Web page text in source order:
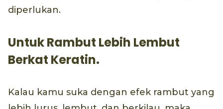
diperlukan.
Untuk Rambut Lebih Lembut
Berkat Keratin.
Kalau kamu suka dengan efek rambut yang